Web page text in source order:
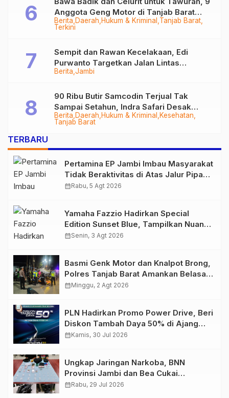
Berita Daerah Hukum & Kriminal Tanjab Barat
Terkini
Anggota Geng Motor di Tanjab Barat
Diringkus
Berita Jambi
Sempit dan Rawan Kecelakaan, Edi
Purwanto Targetkan Jalan Lintas
Tungkal-Jambi Mulus di 2028
Berita Daerah Hukum & Kriminal
Kesehatan
Tanjab Barat
90 Ribu Butir Samcodin Terjual Tak
Sampai Setahun, Indra Safari Desak
Audit Menyeluruh
TERBARU
Pertamina EP Jambi Imbau Masyarakat
Tidak Beraktivitas di Atas Jalur Pipa
Migas Demi Keselamatan Bersama
calendar_monthRabu, 5 Agt 2026
Yamaha Fazzio Hadirkan Special
Edition Sunset Blue, Tampilkan Nuansa
Retro Summer yang Semakin Skena
calendar_monthSenin, 3 Agt 2026
Basmi Genk Motor dan Knalpot Brong,
Polres Tanjab Barat Amankan Belasan
Kendaraan
calendar_monthMinggu, 2 Agt 2026
PLN Hadirkan Promo Power Drive, Beri
Diskon Tambah Daya 50% di Ajang
GIIAS 2026
calendar_monthKamis, 30 Jul 2026
Ungkap Jaringan Narkoba, BNN
Provinsi Jambi dan Bea Cukai
Amankan Sembilan Pelaku beserta
calendar_monthRabu, 29 Jul 2026